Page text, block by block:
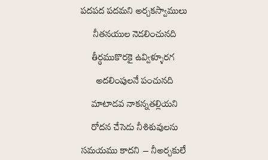
పదపద పదమని అర్చకస్వాములు
నీతనయుల నెడలించునది
తీర్థముకొరకై ఉవ్విళ్ళూరగ
అదలింపులనే పంచునది
మాటాడవ నాకన్నతల్లియని
రోదన చేసెడు నీశిశువులను
సమయము కాదని – నీఅర్చకులే